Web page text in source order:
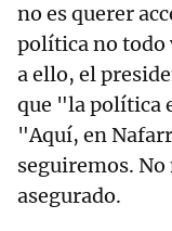
no es querer
política no todo
a ello, el
que "la política
"Aquí, en
seguiremos.
asegurado.